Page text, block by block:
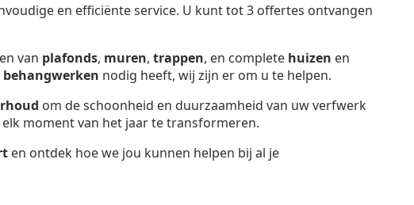
en efficiënte service. U kunt tot 3 offertes ontvangen
van plafonds, muren, trappen, en complete huizen en
behangwerken nodig heeft, wij zijn er om u te helpen.
om de schoonheid en duurzaamheid van uw verfwerk
moment van het jaar te transformeren.
en ontdek hoe we jou kunnen helpen bij al je